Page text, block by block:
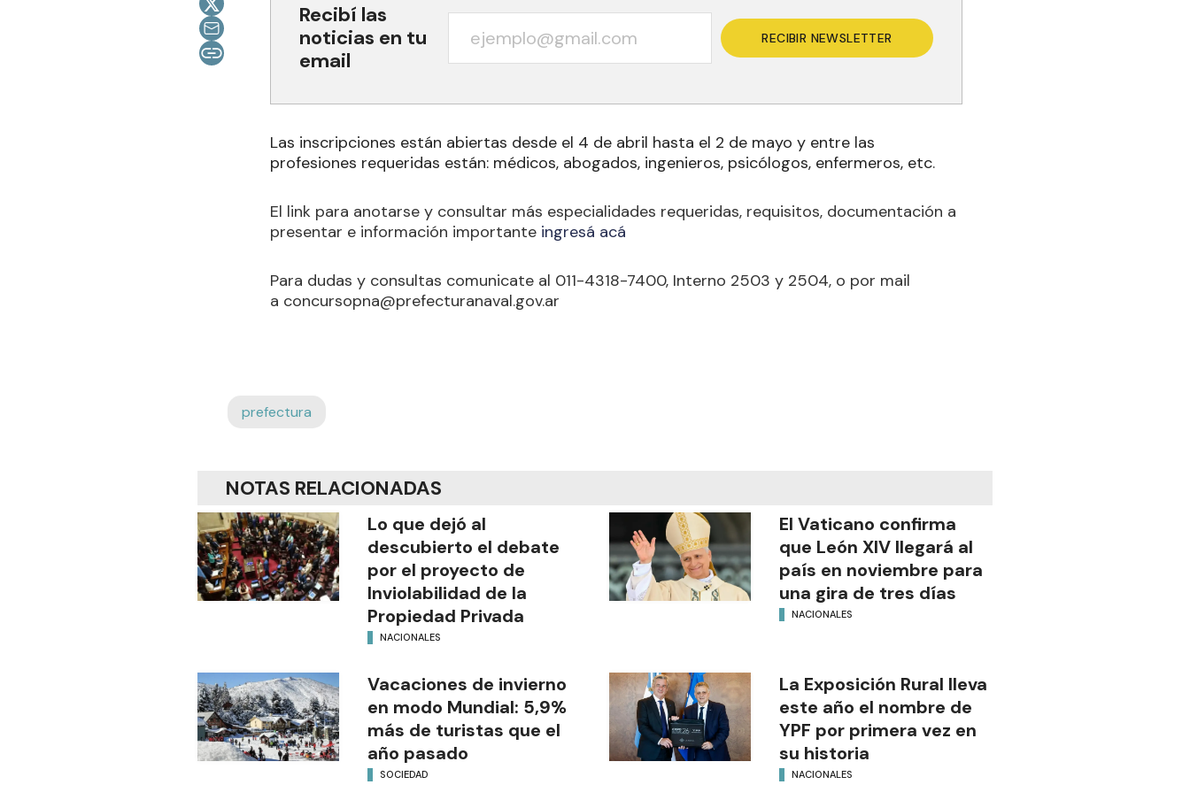
Recibí las
noticias en tu
email
RECIBIR NEWSLETTER
Las inscripciones están abiertas desde el 4 de abril hasta el 2 de mayo y entre las
profesiones requeridas están: médicos, abogados, ingenieros, psicólogos, enfermeros, etc.
El link para anotarse y consultar más especialidades requeridas, requisitos, documentación a
presentar e información importante ingresá acá
Para dudas y consultas comunicate al 011-4318-7400, Interno 2503 y 2504, o por mail
a concursopna@prefecturanaval.gov.ar
prefectura
NOTAS RELACIONADAS
Lo que dejó al
descubierto el debate
por el proyecto de
Inviolabilidad de la
Propiedad Privada
NACIONALES
El Vaticano confirma
que León XIV llegará al
país en noviembre para
una gira de tres días
NACIONALES
Vacaciones de invierno
en modo Mundial: 5,9%
más de turistas que el
año pasado
SOCIEDAD
La Exposición Rural lleva
este año el nombre de
YPF por primera vez en
su historia
NACIONALES